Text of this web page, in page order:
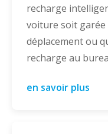
recharge
voiture soit garée
déplacement ou
recharge au
en savoir plus